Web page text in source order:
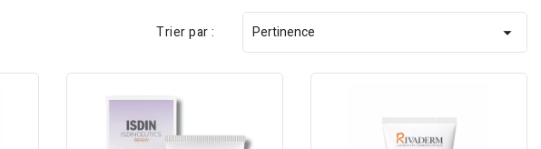
Trier par : Pertinence 